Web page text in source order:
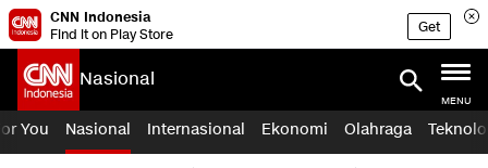
CNN Indonesia
Find it on Play Store
Get
Nasional
MENU
You Nasional Internasional Ekonomi Olahraga